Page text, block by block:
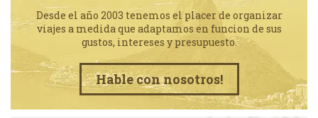
Desde el año 2003 tenemos el placer de organizar
viajes a medida que adaptamos en funcion de sus
gustos, intereses y presupuesto.
Hable con nosotros!